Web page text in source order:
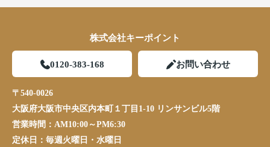
株式会社キーポイント
0120-383-168 お問い合わせ
〒540-0026
大阪府大阪市中央区内本町１丁目1-10 リンサンビル5階
営業時間： AM10:00～PM6:30
定休日： 毎週火曜日・水曜日